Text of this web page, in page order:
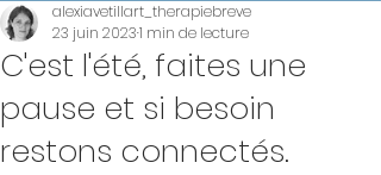
C'est l'été, faites une
pause et si besoin
restons connectés.
alexiavetillart_therapiebreve
23 juin 20231 min de lecture